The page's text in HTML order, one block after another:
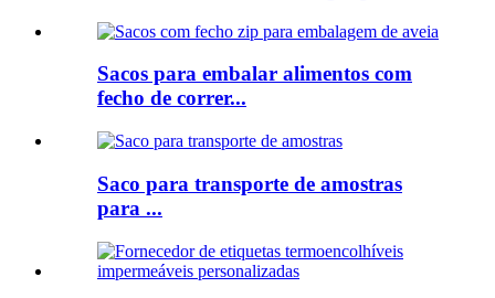
Sacos para embalar alimentos com
fecho de correr...
Saco para transporte de amostras
para ...